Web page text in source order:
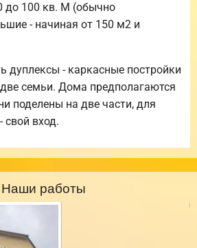
до 100 кв. М (обычно
- начиная от 150 м2 и
- каркасные постройки
семьи. Дома предполагаются
поделены на две части, для
вход.
Наши работы